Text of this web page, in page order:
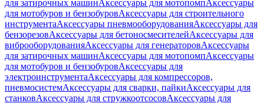
для затирочных машинАксессуары для мотопомпАксессуары
для мотобуров и бензобуровАксессуары для строительного
инструментаАксессуары пневмооборудованияАксессуары для
бензорезовАксессуары для бетоносмесителейАксессуары для
виброоборудованияАксессуары для генераторовАксессуары
для затирочных машинАксессуары для мотопомпАксессуары
для мотобуров и бензобуровАксессуары для
электроинструментаАксессуары для компрессоров,
пневмосистемАксессуары для сварки, пайкиАксессуары для
станковАксессуары для стружкоотсосовАксессуары для